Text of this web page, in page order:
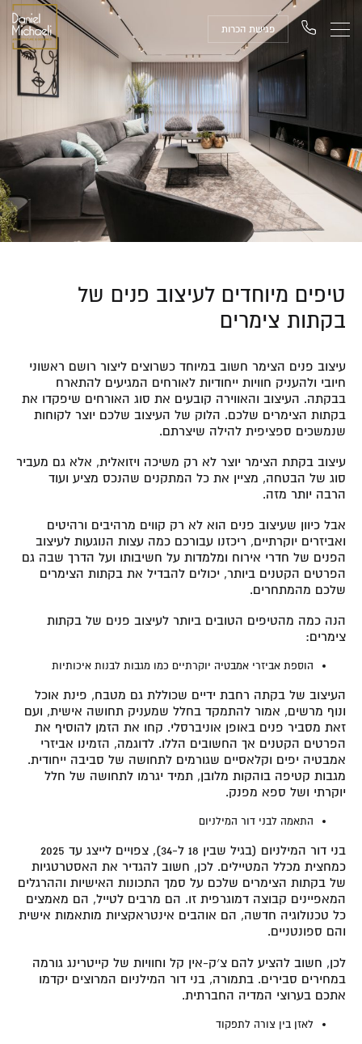
פגישת הכרות
טיפים מיוחדים לעיצוב פנים של
בקתות צימרים
עיצוב פנים הצימר חשוב במיוחד כשרוצים ליצור רושם ראשוני
חיובי ולהעניק חוויות ייחודיות לאורחים המגיעים להתארח
בבקתה. העיצוב והאווירה קובעים את סוג האורחים שיפקדו את
בקתות הצימרים שלכם. הלוק של העיצוב שלכם יוצר לקוחות
שנמשכים ספציפית להילה שיצרתם.
עיצוב בקתת הצימר יוצר לא רק משיכה ויזואלית, אלא גם מעביר
סוג של הבטחה, מציין את כל המתקנים שהנכס מציע ועוד
הרבה יותר מזה.
אבל כיוון שעיצוב פנים הוא לא רק קווים מרהיבים ורהיטים
ואביזרים יוקרתיים, ריכזנו עבורכם כמה עצות הנוגעות לעיצוב
הפנים של חדרי אירוח ומלמדות על חשיבותו ועל הדרך שבה גם
הפרטים הקטנים ביותר, יכולים להבדיל את בקתות הצימרים
שלכם מהמתחרים.
הנה כמה מהטיפים הטובים ביותר לעיצוב פנים של בקתות
צימרים:
הוספת אביזרי אמבטיה יוקרתיים כמו מגבות לבנות איכותיות
העיצוב של בקתה רחבת ידיים שכוללת גם מטבח, פינת אוכל
ונוף מרשים, אמור להתמקד בחלל שמעניק תחושה אישית, ועם
זאת מסביר פנים באופן אוניברסלי. קחו את הזמן להוסיף את
הפרטים הקטנים אך החשובים הללו. לדוגמה, הזמינו אביזרי
אמבטיה יפים וקלאסיים שגורמים לתחושה של סביבה ייחודית.
מגבות קטיפה בוהקות מלובן, תמיד יגרמו לתחושה של חלל
יוקרתי ושל ספא מפנק.
התאמה לבני דור המילניום
בני דור המילניום (בגיל שבין 18 ל-34), צפויים לייצג עד 2025
כמחצית מכלל המטיילים. לכן, חשוב להגדיר את האסטרטגיות
של בקתות הצימרים שלכם על סמך התכונות האישיות וההרגלים
המאפיינים קבוצה דמוגרפית זו. הם מרבים לטייל, הם מאמצים
כל טכנולוגיה חדשה, הם אוהבים אינטראקציות מותאמות אישית
והם ספונטניים.
לכן, חשוב להציע להם צ׳ק-אין קל וחוויות של קייטרינג גורמה
במחירים סבירים. בתמורה, בני דור המילניום המרוצים יקדמו
אתכם בערוצי המדיה החברתית.
לאזן בין צורה לתפקוד